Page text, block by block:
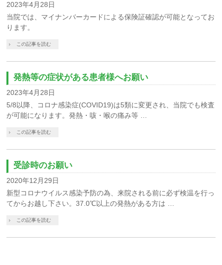
2023年4月28日
当院では、マイナンバーカードによる保険証確認が可能となってお
ります。
この記事を読む
発熱等の症状がある患者様へお願い
2023年4月28日
5/8以降、コロナ感染症(COVID19)は5類に変更され、当院でも検査
が可能になります。発熱・咳・喉の痛み等 …
この記事を読む
受診時のお願い
2020年12月29日
新型コロナウイルス感染予防の為、来院される前に必ず検温を行っ
てからお越し下さい。37.0℃以上の発熱がある方は …
この記事を読む